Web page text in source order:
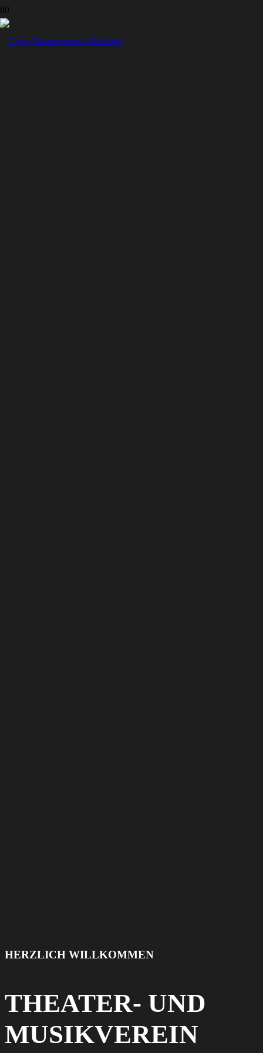
HERZLICH WILLKOMMEN
THEATER- UND
MUSIK­VEREIN